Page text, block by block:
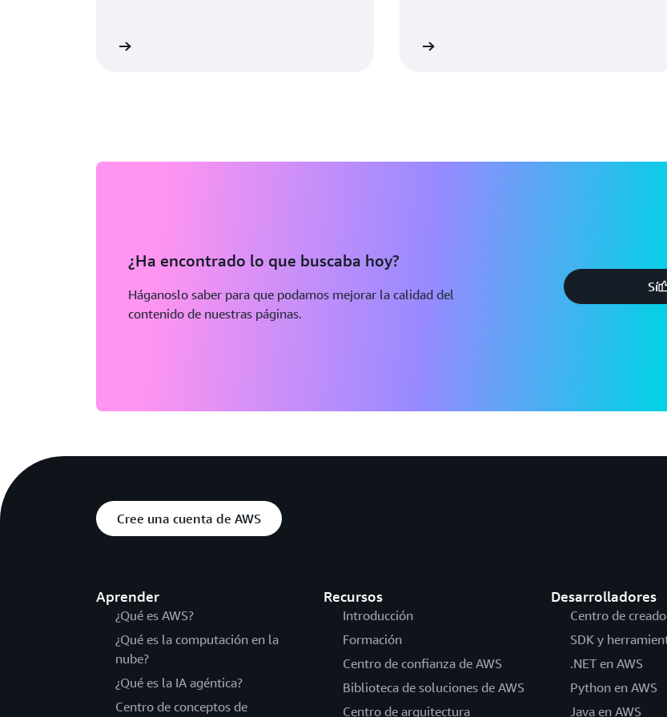
¿Ha encontrado lo que buscaba hoy?
Háganoslo saber para que podamos mejorar la calidad del
contenido de nuestras páginas.
Sí
Cree una cuenta de AWS
Aprender
¿Qué es AWS?
¿Qué es la computación en la
nube?
¿Qué es la IA agéntica?
Centro de conceptos de
Recursos
Introducción
Formación
Centro de confianza de AWS
Biblioteca de soluciones de AWS
Centro de arquitectura
Desarrolladores
Centro de
SDK y
.NET en AWS
Python en AWS
Java en AWS